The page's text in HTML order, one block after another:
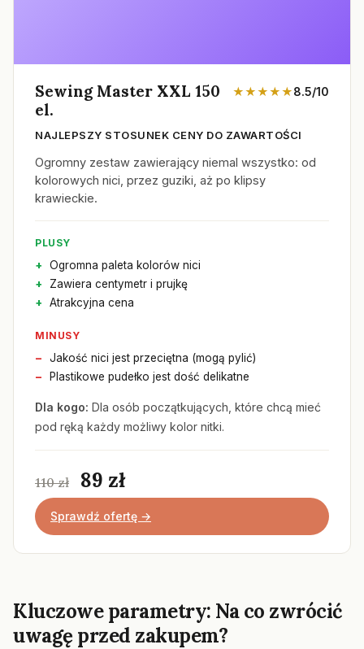
Sewing Master XXL 150
el.
★★★★★8.5/10
NAJLEPSZY STOSUNEK CENY DO ZAWARTOŚCI
Ogromny zestaw zawierający niemal wszystko: od
kolorowych nici, przez guziki, aż po klipsy
krawieckie.
PLUSY
Ogromna paleta kolorów nici
Zawiera centymetr i prujkę
Atrakcyjna cena
MINUSY
Jakość nici jest przeciętna (mogą pylić)
Plastikowe pudełko jest dość delikatne
Dla kogo: Dla osób początkujących, które chcą mieć
pod ręką każdy możliwy kolor nitki.
110 zł 89 zł
Sprawdź ofertę →
Kluczowe parametry: Na co zwrócić
uwagę przed zakupem?